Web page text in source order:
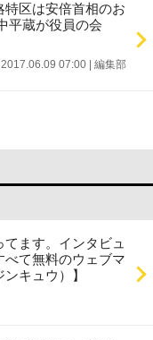
特区は安倍首相のお
平蔵が役員の会
2017.06.09 07:00 編集部
ます。インタビュ
べて無料のウェブマ
キュウ）】